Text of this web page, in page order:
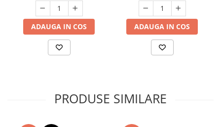
ADAUGA IN COS ADAUGA IN COS
PRODUSE SIMILARE